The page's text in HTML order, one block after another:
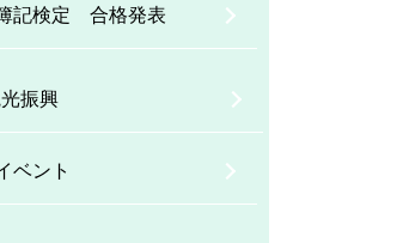
記検定 合格発表
振興
ベント